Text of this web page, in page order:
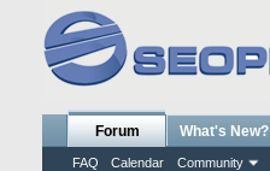
Forum
FAQ Calendar Community
What's New?